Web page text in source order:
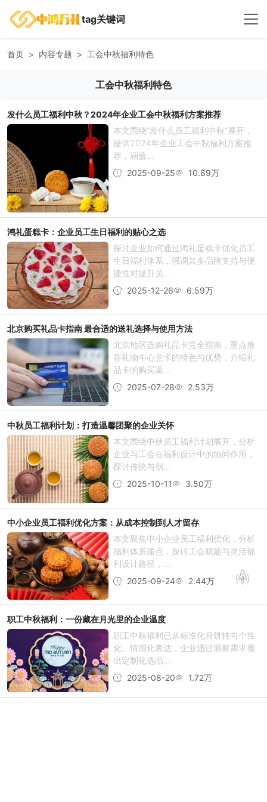
tag关键词
首页 内容专题 工会中秋福利特色
工会中秋福利特色
发什么员工福利中秋？2024年企业工会中秋福利方案推荐
本文围绕“发什么员工福利中秋”展开，
提供2024年企业工会中秋福利方案推
荐，涵盖...
2025-09-25
10.89万
鸿礼蛋糕卡：企业员工生日福利的贴心之选
探讨企业如何通过鸿礼蛋糕卡优化员工
生日福利体系，强调其多品牌支持与便
捷性对提升员...
2025-12-26
6.59万
北京购买礼品卡指南 最合适的送礼选择与使用方法
北京地区选购礼品卡完全指南，重点推
荐礼物牛心意卡的特色与优势，介绍礼
品卡的购买渠...
2025-07-28
2.53万
中秋员工福利计划：打造温馨团聚的企业关怀
本文围绕中秋员工福利计划展开，分析
企业与工会在福利设计中的协同作用，
探讨传统与创...
2025-10-11
3.50万
中小企业员工福利优化方案：从成本控制到人才留存
本文聚焦中小企业员工福利优化，分析
福利体系痛点，探讨工会赋能与灵活福
利设计路径，...
2025-09-24
2.44万
职工中秋福利：一份藏在月光里的企业温度
职工中秋福利已从标准化月饼转向个性
化、情感化表达，企业通过洞察需求推
出定制化选品...
2025-08-20
1.72万